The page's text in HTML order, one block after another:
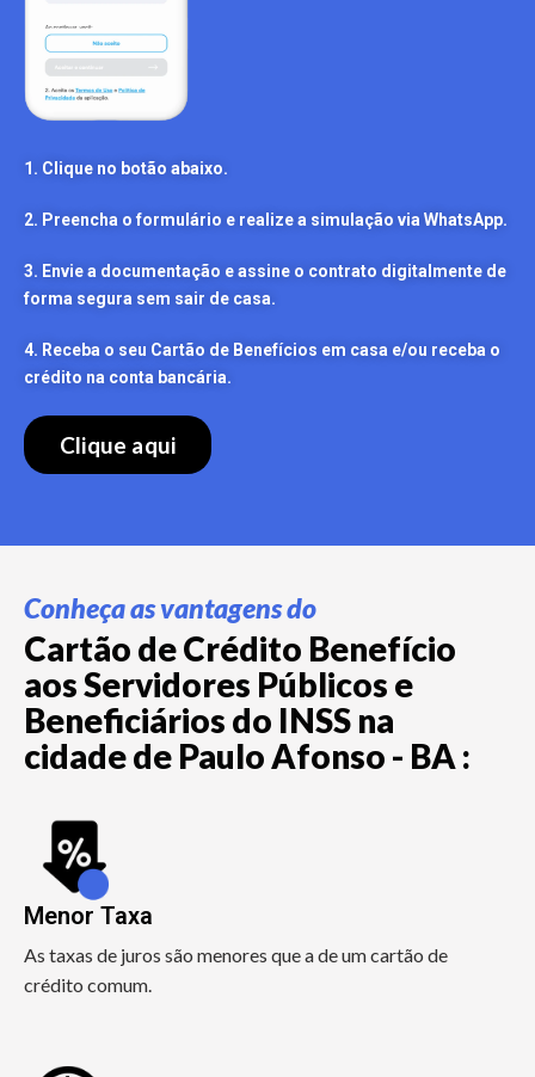
1. Clique no botão abaixo.
2. Preencha o formulário e realize a simulação via WhatsApp.
3. Envie a documentação e assine o contrato digitalmente de
forma segura sem sair de casa.
4. Receba o seu Cartão de Benefícios em casa e/ou receba o
crédito na conta bancária.
Clique aqui
Conheça as vantagens do
Cartão de Crédito Benefício
aos Servidores Públicos e
Beneficiários do INSS na
cidade de Paulo Afonso - BA :
Menor Taxa
As taxas de juros são menores que a de um cartão de
crédito comum.